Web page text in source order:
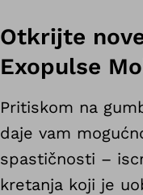
Otkrijte
Exopulse
Pritiskom na
daje vam
spastičnosti –
kretanja koji je